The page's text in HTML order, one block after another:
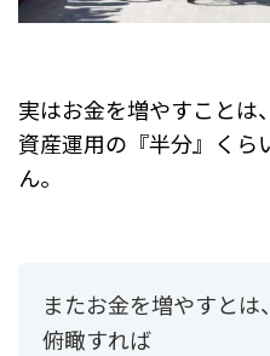
実はお金を増やすことは、
資産運用の『半分』くら
ん。
またお金を増やすとは、
俯瞰すれば